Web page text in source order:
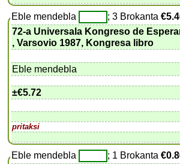
Eble mendebla ; 3 Brokanta
72-a Universala Kongreso de
, Varsovio 1987, Kongresa libro
Eble mendebla
±€5.72
pritaksi
Eble mendebla ; 1 Brokanta